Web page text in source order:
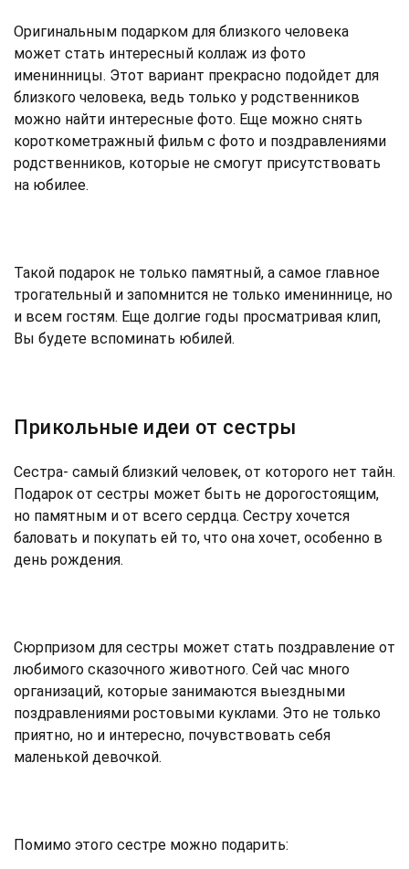
Оригинальным подарком для близкого человека
может стать интересный коллаж из фото
именинницы. Этот вариант прекрасно подойдет для
близкого человека, ведь только у родственников
можно найти интересные фото. Еще можно снять
короткометражный фильм с фото и поздравлениями
родственников, которые не смогут присутствовать
на юбилее.
Такой подарок не только памятный, а самое главное
трогательный и запомнится не только имениннице, но
и всем гостям. Еще долгие годы просматривая клип,
Вы будете вспоминать юбилей.
Прикольные идеи от сестры
Сестра- самый близкий человек, от которого нет тайн.
Подарок от сестры может быть не дорогостоящим,
но памятным и от всего сердца. Сестру хочется
баловать и покупать ей то, что она хочет, особенно в
день рождения.
Сюрпризом для сестры может стать поздравление от
любимого сказочного животного. Сей час много
организаций, которые занимаются выездными
поздравлениями ростовыми куклами. Это не только
приятно, но и интересно, почувствовать себя
маленькой девочкой.
Помимо этого сестре можно подарить: